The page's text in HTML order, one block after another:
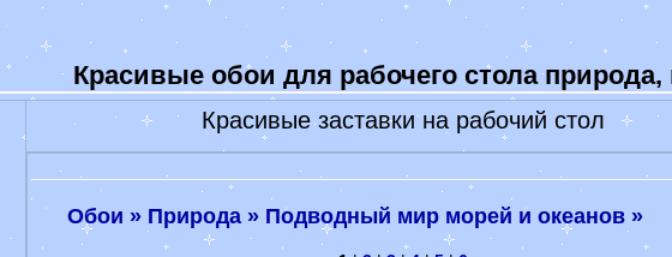
Красивые обои для рабочего стола природа,
Красивые заставки на рабочий стол
Обои » Природа » Подводный мир морей и океанов »
Коты, кошки, котики
-
Тигры и дикие кошки
-Обои волки и лисы
-Обои лошади
-Обои обезьяны
Обои знаков зодиака
Праздники 2023
Гадание онлайн